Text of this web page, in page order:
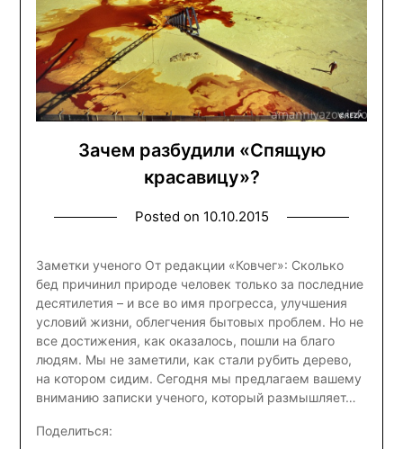
Зачем разбудили «Спящую
красавицу»?
Posted on 10.10.2015
Заметки ученого От редакции «Ковчег»: Сколько
бед причинил природе человек только за последние
десятилетия – и все во имя прогресса, улучшения
условий жизни, облегчения бытовых проблем. Но не
все достижения, как оказалось, пошли на благо
людям. Мы не заметили, как стали рубить дерево,
на котором сидим. Сегодня мы предлагаем вашему
вниманию записки ученого, который размышляет…
Поделиться: